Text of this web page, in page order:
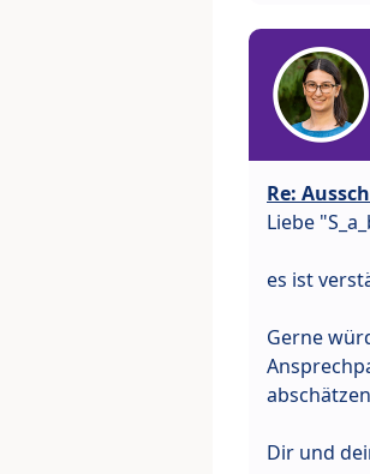
Re:
Liebe
es ist
Gerne
Dir und